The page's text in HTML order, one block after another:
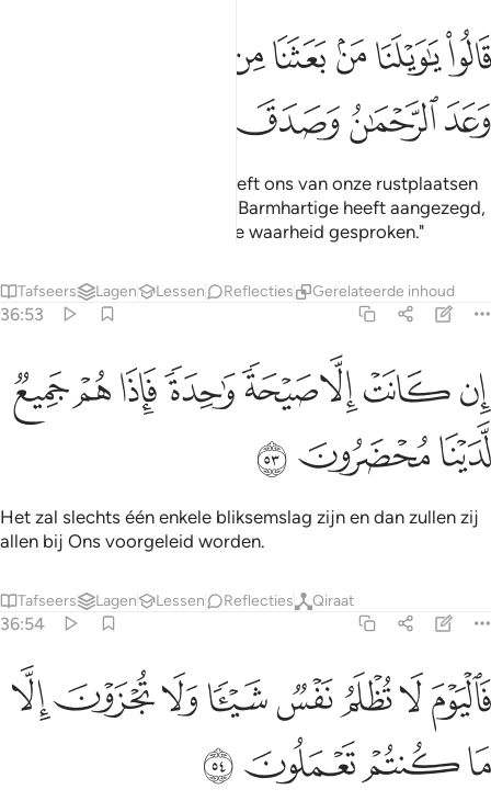
قالوا يا ويلنا من بعثنا من مرقدنا هاذا ما وعد الرحمان وصدق المرسلون
قَالُوا۟ يَـٰوَيْلَنَا مَنۢ بَعَثَنَا مِن مَّرْقَدِنَا ۜ ۗ هَـٰذَا مَا وَعَدَ
ﲷﲸﲹﲺﲻ
ﳁﳂﳃ
Zij zeggen: "Wee ons! Wie heeft ons van onze rustplaatsen
doen opstaan? Dat is wat de Barmhartige heeft aangezegd,
en de Gezondenen hebben de waarheid gesproken."
Tafseers Lagen Lessen Reflecties Gerelateerde inhoud
36:53
ان كانت الا صيحة واحدة فاذا هم جميع لدينا محضرون ٥٣
إِن كَانَتْ إِلَّا صَيْحَةًۭ وَٰحِدَةًۭ فَإِذَا هُمْ جَمِيعٌۭ لَّدَيْنَا مُحْضَرُونَ ٥٣
ﳆﳇﳈﳉﳊﳋﳌﳍ
ﳎﳏﳐ
Het zal slechts één enkele bliksemslag zijn en dan zullen zij
allen bij Ons voorgeleid worden.
Tafseers Lagen Lessen Reflecties Qiraat
36:54
فاليوم لا تظلم نفس شييا ولا تجزون الا ما كنتم تعملون ٥٤
فَٱلْيَوْمَ لَا تُظْلَمُ نَفْسٌۭ شَيْـًۭٔا وَلَا تُجْزَوْنَ إِلَّا مَا كُنتُمْ تَعْمَلُونَ ٥٤
ﳑﳒﳓﳔﳕﳖﳗﳘ
ﳙﳚﳛﳜ